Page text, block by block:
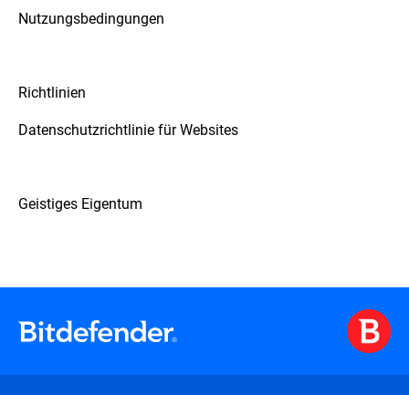
Nutzungsbedingungen
Richtlinien
Datenschutzrichtlinie für Websites
Geistiges Eigentum